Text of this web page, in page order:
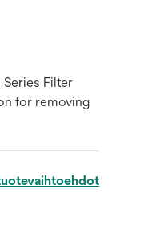
Filter
for removing